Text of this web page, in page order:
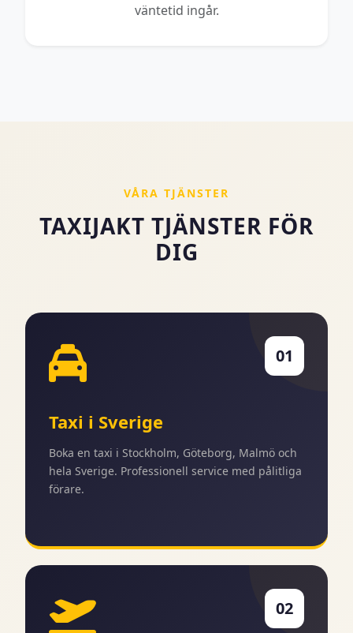
väntetid ingår.
VÅRA TJÄNSTER
TAXIJAKT TJÄNSTER FÖR
DIG
01
Taxi i Sverige
Boka en taxi i Stockholm, Göteborg, Malmö och
hela Sverige. Professionell service med pålitliga
förare.
02